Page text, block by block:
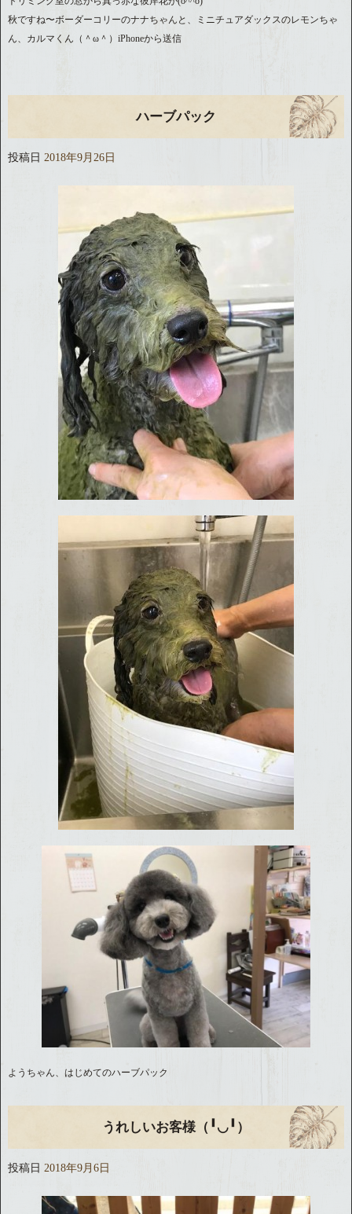
秋ですね〜ボーダーコリーのナナちゃんと、ミニチュアダックスのレモンちゃ
ん、カルマくん（＾ω＾）iPhoneから送信
ハーブパック
投稿日 2018年9月26日
ようちゃん、はじめてのハーブパック
うれしいお客様（╹◡╹）
投稿日 2018年9月6日